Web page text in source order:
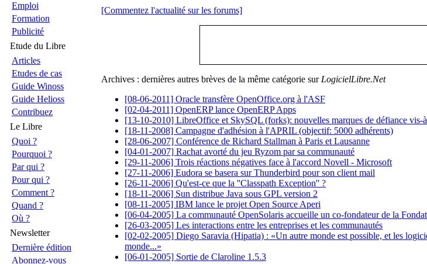
Emploi
Formation
Publicité
Etude du Libre
Articles
Etudes de cas
Guide Winoss
Guide Helioss
Contribuez
Le Libre
Quoi ?
Pourquoi ?
Par qui ?
Pour qui ?
Comment ?
Quand ?
Où ?
Newsletter
Dernière édition
Abonnez-vous
[Commentez l'actualité sur les forums]
Archives : dernières autres brèves de la même catégorie sur LogicielLibre.Net
[08-06-2011] Oracle transfère OpenOffice.org à l'ASF
[02-04-2011] OpenERP lance OpenERP Apps
[13-10-2010] LibreOffice et SkySQL (forks): nouvelles marques de défiance vis-
[18-11-2008] Campagne d'adhésion à l'APRIL (objectif: 5000 adhérents)
[28-06-2007] Conférence de Richard Stallman à Paris et Lausanne
[04-01-2007] Rachat avorté du jeu Ryzom par sa communauté
[29-11-2006] Trois réactions négatives face à l'accord Novell - Microsoft
[27-11-2006] Eudora se basera sur Thunderbird pour son client mail
[26-11-2006] Qu'est-ce que la ''Classpath Exception'' ?
[18-11-2006] Sun distribue Java sous GPL version 2
[08-11-2005] IBM lance le projet Open Source Aperi
[06-04-2005] La communauté OpenSolaris accueille un co-fondateur de la
[26-03-2005] Les interactions entre les entreprises et les communautés
[02-02-2005] Diego Saravia (Hipatia) : «Un autre monde est possible, et les
monde...»
[06-01-2005] Sortie de Claroline 1.5.3